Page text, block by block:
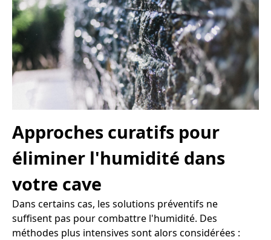
Approches curatifs pour
éliminer l'humidité dans
votre cave
Dans certains cas, les solutions préventifs ne
suffisent pas pour combattre l'humidité. Des
méthodes plus intensives sont alors considérées :